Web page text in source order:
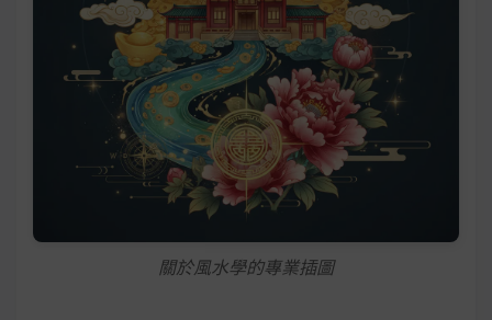
關於風水學的專業插圖